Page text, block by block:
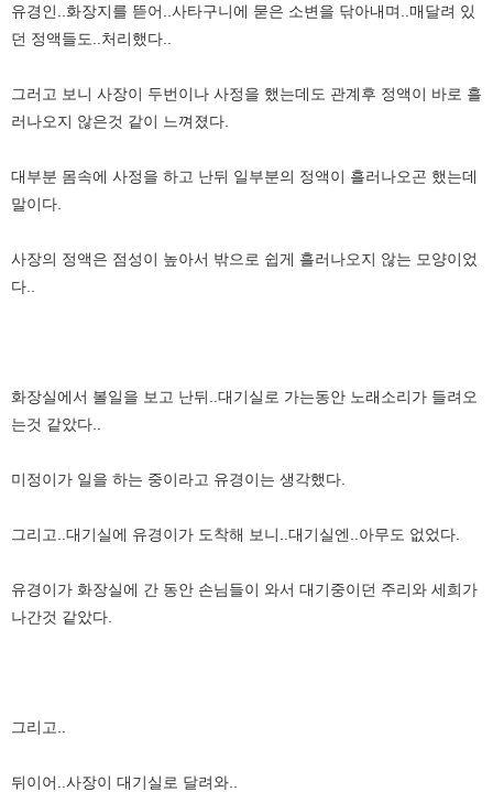
유경인..화장지를 뜯어..사타구니에 묻은 소변을 닦아내며..매달려 있
던 정액들도..처리했다..
그러고 보니 사장이 두번이나 사정을 했는데도 관계후 정액이 바로 흘
러나오지 않은것 같이 느껴졌다.
대부분 몸속에 사정을 하고 난뒤 일부분의 정액이 흘러나오곤 했는데
말이다.
사장의 정액은 점성이 높아서 밖으로 쉽게 흘러나오지 않는 모양이었
다..
화장실에서 볼일을 보고 난뒤..대기실로 가는동안 노래소리가 들려오
는것 같았다..
미정이가 일을 하는 중이라고 유경이는 생각했다.
그리고..대기실에 유경이가 도착해 보니..대기실엔..아무도 없었다.
유경이가 화장실에 간 동안 손님들이 와서 대기중이던 주리와 세희가
나간것 같았다.
그리고..
뒤이어..사장이 대기실로 달려와..